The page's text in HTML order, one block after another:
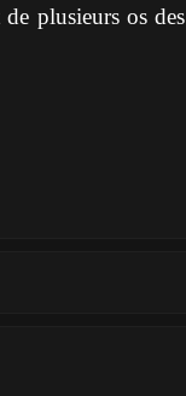
plusieurs os